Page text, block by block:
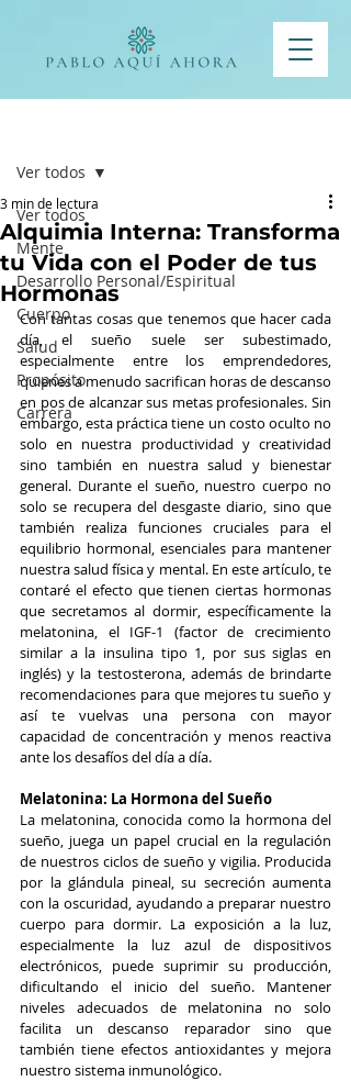
Ver todos
Mente
Desarrollo Personal/Espiritual
Cuerpo
Salud
Propósito
Carrera
Ver todos
Alquimia Interna: Transforma
tu Vida con el Poder de tus
Hormonas
3 min de lectura
Con tantas cosas que tenemos que hacer cada
día, el sueño suele ser subestimado,
especialmente entre los emprendedores,
quienes a menudo sacrifican horas de descanso
en pos de alcanzar sus metas profesionales. Sin
embargo, esta práctica tiene un costo oculto no
solo en nuestra productividad y creatividad
sino también en nuestra salud y bienestar
general. Durante el sueño, nuestro cuerpo no
solo se recupera del desgaste diario, sino que
también realiza funciones cruciales para el
equilibrio hormonal, esenciales para mantener
nuestra salud física y mental. En este artículo, te
contaré el efecto que tienen ciertas hormonas
que secretamos al dormir, específicamente la
melatonina, el IGF-1 (factor de crecimiento
similar a la insulina tipo 1, por sus siglas en
inglés) y la testosterona, además de brindarte
recomendaciones para que mejores tu sueño y
así te vuelvas una persona con mayor
capacidad de concentración y menos reactiva
ante los desafíos del día a día.
Melatonina: La Hormona del Sueño
La melatonina, conocida como la hormona del
sueño, juega un papel crucial en la regulación
de nuestros ciclos de sueño y vigilia. Producida
por la glándula pineal, su secreción aumenta
con la oscuridad, ayudando a preparar nuestro
cuerpo para dormir. La exposición a la luz,
especialmente la luz azul de dispositivos
electrónicos, puede suprimir su producción,
dificultando el inicio del sueño. Mantener
niveles adecuados de melatonina no solo
facilita un descanso reparador sino que
también tiene efectos antioxidantes y mejora
nuestro sistema inmunológico.